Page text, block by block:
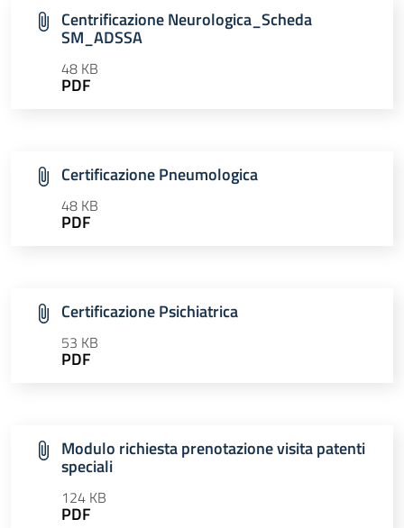
Centrificazione Neurologica_Scheda
SM_ADSSA
48 KB
PDF
Certificazione Pneumologica
48 KB
PDF
Certificazione Psichiatrica
53 KB
PDF
Modulo richiesta prenotazione visita patenti
speciali
124 KB
PDF